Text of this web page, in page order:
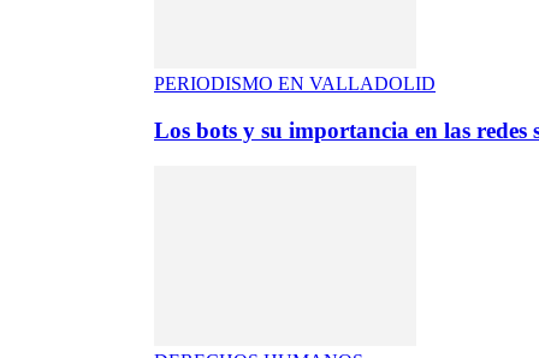
PERIODISMO EN VALLADOLID
Los bots y su importancia en las redes